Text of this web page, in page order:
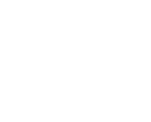
navigation for Planos e